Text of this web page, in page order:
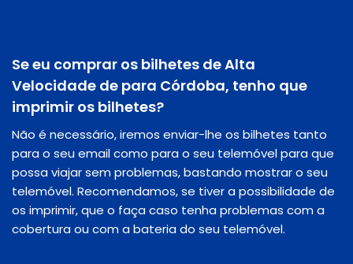
Se eu comprar os bilhetes de Alta
Velocidade de para Córdoba, tenho que
imprimir os bilhetes?
Não é necessário, iremos enviar-lhe os bilhetes tanto
para o seu email como para o seu telemóvel para que
possa viajar sem problemas, bastando mostrar o seu
telemóvel. Recomendamos, se tiver a possibilidade de
os imprimir, que o faça caso tenha problemas com a
cobertura ou com a bateria do seu telemóvel.